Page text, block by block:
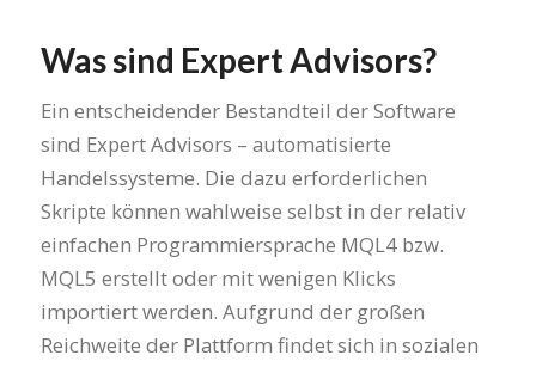
Was sind Expert Advisors?
Ein entscheidender Bestandteil der Software
sind Expert Advisors – automatisierte
Handelssysteme. Die dazu erforderlichen
Skripte können wahlweise selbst in der relativ
einfachen Programmiersprache MQL4 bzw.
MQL5 erstellt oder mit wenigen Klicks
importiert werden. Aufgrund der großen
Reichweite der Plattform findet sich in sozialen